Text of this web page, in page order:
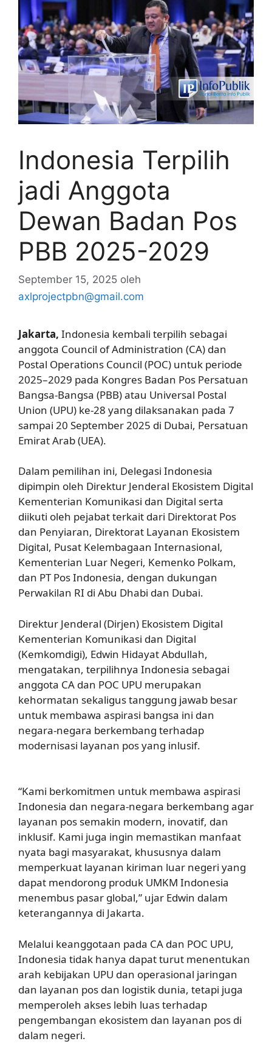
Indonesia Terpilih
jadi Anggota
Dewan Badan Pos
PBB 2025-2029
September 15, 2025 oleh
axlprojectpbn@gmail.com
Jakarta, Indonesia kembali terpilih sebagai
anggota Council of Administration (CA) dan
Postal Operations Council (POC) untuk periode
2025–2029 pada Kongres Badan Pos Persatuan
Bangsa-Bangsa (PBB) atau Universal Postal
Union (UPU) ke-28 yang dilaksanakan pada 7
sampai 20 September 2025 di Dubai, Persatuan
Emirat Arab (UEA).
Dalam pemilihan ini, Delegasi Indonesia
dipimpin oleh Direktur Jenderal Ekosistem Digital
Kementerian Komunikasi dan Digital serta
diikuti oleh pejabat terkait dari Direktorat Pos
dan Penyiaran, Direktorat Layanan Ekosistem
Digital, Pusat Kelembagaan Internasional,
Kementerian Luar Negeri, Kemenko Polkam,
dan PT Pos Indonesia, dengan dukungan
Perwakilan RI di Abu Dhabi dan Dubai.
Direktur Jenderal (Dirjen) Ekosistem Digital
Kementerian Komunikasi dan Digital
(Kemkomdigi), Edwin Hidayat Abdullah,
mengatakan, terpilihnya Indonesia sebagai
anggota CA dan POC UPU merupakan
kehormatan sekaligus tanggung jawab besar
untuk membawa aspirasi bangsa ini dan
negara-negara berkembang terhadap
modernisasi layanan pos yang inlusif.
“Kami berkomitmen untuk membawa aspirasi
Indonesia dan negara-negara berkembang agar
layanan pos semakin modern, inovatif, dan
inklusif. Kami juga ingin memastikan manfaat
nyata bagi masyarakat, khususnya dalam
memperkuat layanan kiriman luar negeri yang
dapat mendorong produk UMKM Indonesia
menembus pasar global,” ujar Edwin dalam
keterangannya di Jakarta.
Melalui keanggotaan pada CA dan POC UPU,
Indonesia tidak hanya dapat turut menentukan
arah kebijakan UPU dan operasional jaringan
dan layanan pos dan logistik dunia, tetapi juga
memperoleh akses lebih luas terhadap
pengembangan ekosistem dan layanan pos di
dalam negeri.